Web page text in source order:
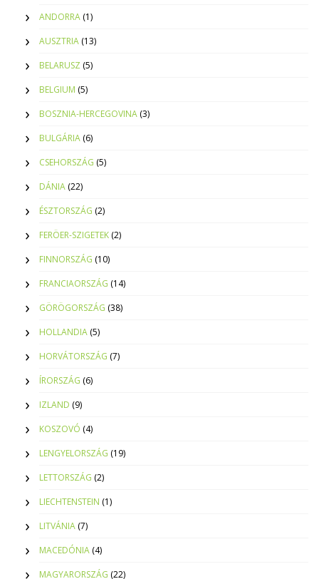
ANDORRA (1)
AUSZTRIA (13)
BELARUSZ (5)
BELGIUM (5)
BOSZNIA-HERCEGOVINA (3)
BULGÁRIA (6)
CSEHORSZÁG (5)
DÁNIA (22)
ÉSZTORSZÁG (2)
FERÖER-SZIGETEK (2)
FINNORSZÁG (10)
FRANCIAORSZÁG (14)
GÖRÖGORSZÁG (38)
HOLLANDIA (5)
HORVÁTORSZÁG (7)
ÍRORSZÁG (6)
IZLAND (9)
KOSZOVÓ (4)
LENGYELORSZÁG (19)
LETTORSZÁG (2)
LIECHTENSTEIN (1)
LITVÁNIA (7)
MACEDÓNIA (4)
MAGYARORSZÁG (22)